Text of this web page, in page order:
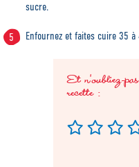
sucre.
Enfournez et faites cuire 35 à
Et n'oubliez-
recette :